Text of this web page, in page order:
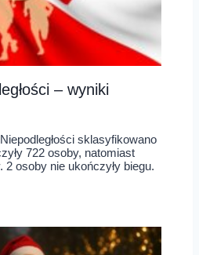
– wyniki
sklasyfikowano
722 osoby, natomiast
osoby nie ukończyły biegu.